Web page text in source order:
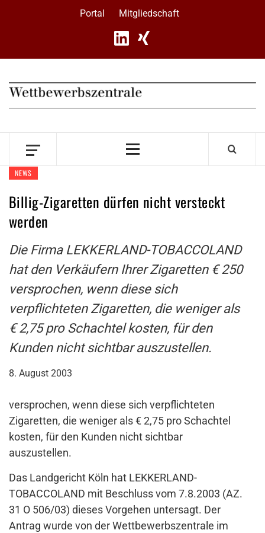
Portal Mitgliedschaft
Primary
NEWS
Billig-Zigaretten dürfen nicht versteckt
werden
Die Firma LEKKERLAND-TOBACCOLAND
hat den Verkäufern Ihrer Zigaretten € 250
versprochen, wenn diese sich
verpflichteten Zigaretten, die weniger als
€ 2,75 pro Schachtel kosten, für den
Kunden nicht sichtbar auszustellen.
8. August 2003
versprochen, wenn diese sich verpflichteten
Zigaretten, die weniger als € 2,75 pro Schachtel
kosten, für den Kunden nicht sichtbar
auszustellen.
Das Landgericht Köln hat LEKKERLAND-
TOBACCOLAND mit Beschluss vom 7.8.2003 (AZ.
31 O 506/03) dieses Vorgehen untersagt. Der
Antrag wurde von der Wettbewerbszentrale im